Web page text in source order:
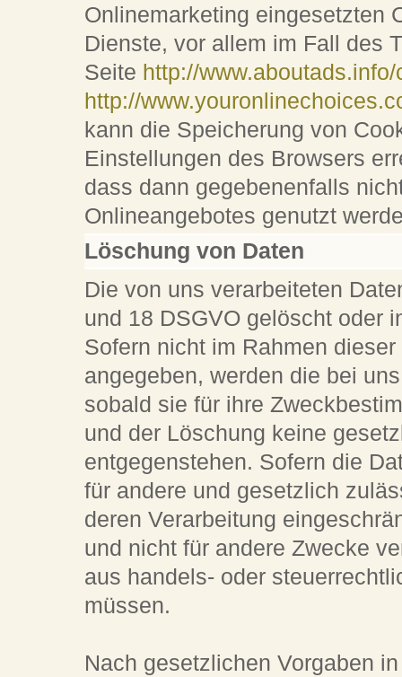
Onlinemarketing eingesetzten
Dienste, vor allem im Fall des
Seite http://
http://
kann die Speicherung von
Einstellungen des Browsers
dass dann gegebenenfalls
Onlineangebotes genutzt
Löschung von Daten
Die von uns verarbeiteten
und 18 DSGVO gelöscht oder
Sofern nicht im Rahmen
angegeben, werden die bei
sobald sie für ihre
und der Löschung keine
entgegenstehen. Sofern die
für andere und gesetzlich
deren Verarbeitung
und nicht für andere Zwecke
aus handels- oder
müssen.
Nach gesetzlichen Vorgaben